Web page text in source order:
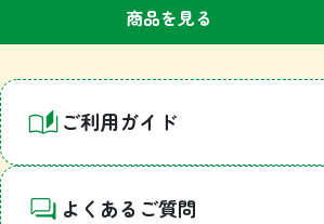
商品を見る
ご利用ガイド
よくあるご質問